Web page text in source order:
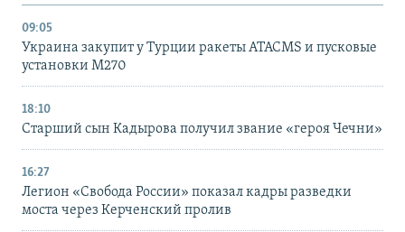
09:05
Украина закупит у Турции ракеты ATACMS и пусковые
установки M270
18:10
Старший сын Кадырова получил звание «героя Чечни»
16:27
Легион «Свобода России» показал кадры разведки
моста через Керченский пролив